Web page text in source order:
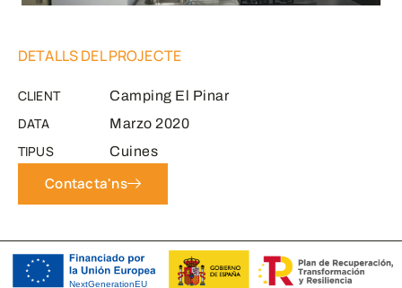
DETALLS DEL PROJECTE
CLIENT Camping El Pinar
DATA Marzo 2020
TIPUS Cuines
Contacta'ns